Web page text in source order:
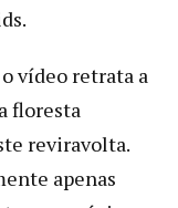
vídeo retrata a
floresta
reviravolta.
apenas